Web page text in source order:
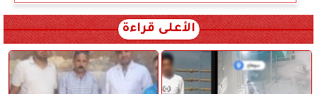
الأعلى قراءة